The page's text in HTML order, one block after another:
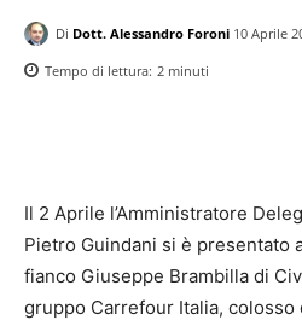
Di Dott. Alessandro Foroni 10 Aprile
Tempo di lettura: 2 minuti
Il 2 Aprile l’Amministratore
Pietro Guindani si è presentato
fianco Giuseppe Brambilla di
gruppo Carrefour Italia, colosso